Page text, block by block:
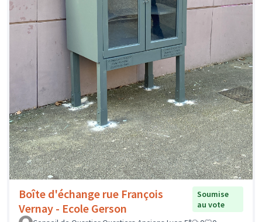
Boîte d'échange rue François
Vernay - Ecole Gerson
Soumise
au vote